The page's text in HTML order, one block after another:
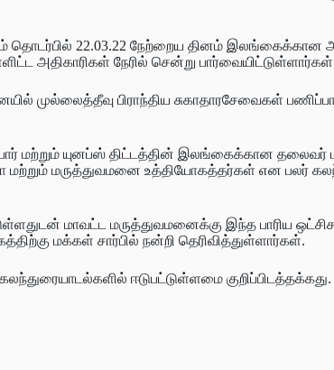
தொடர்பில் 22.03.22 நேற்றைய தினம் இலங்கைக்கான
அதிகாரிகள் நேரில் சென்று
முல்லைத்தீவு பிராந்திய சுகாதாரசேவைகள்
மற்றும் யுனப்ஸ் திட்டத்தின் இலங்கைக்கான தலைவர்
மற்றும் மருத்துவமனை உத்தியோகத்தர்கள் என பலர்
மாவட்ட மருத்துவமனைக்கு இந்த பாரிய
மக்கள் சார்பில் நன்றி தெரிவித்துள்ளார்கள்.
ஈடுபட்டுள்ளமை குறிப்பிடத்தக்கது.